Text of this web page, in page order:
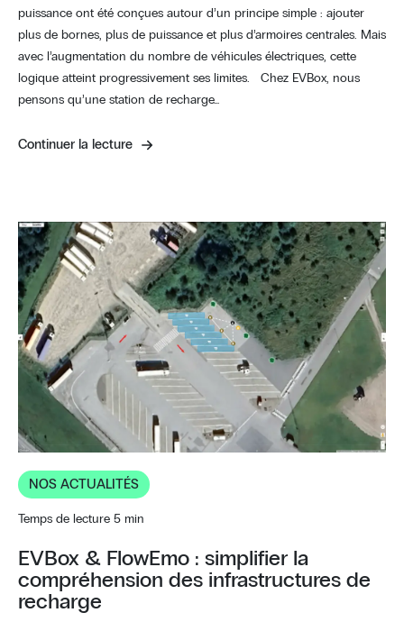
puissance ont été conçues autour d’un principe simple : ajouter
plus de bornes, plus de puissance et plus d’armoires centrales. Mais
avec l’augmentation du nombre de véhicules électriques, cette
logique atteint progressivement ses limites. Chez EVBox, nous
pensons qu’une station de recharge…
Continuer la lecture
NOS ACTUALITÉS
Temps de lecture 5 min
EVBox & FlowEmo : simplifier la
compréhension des infrastructures de
recharge